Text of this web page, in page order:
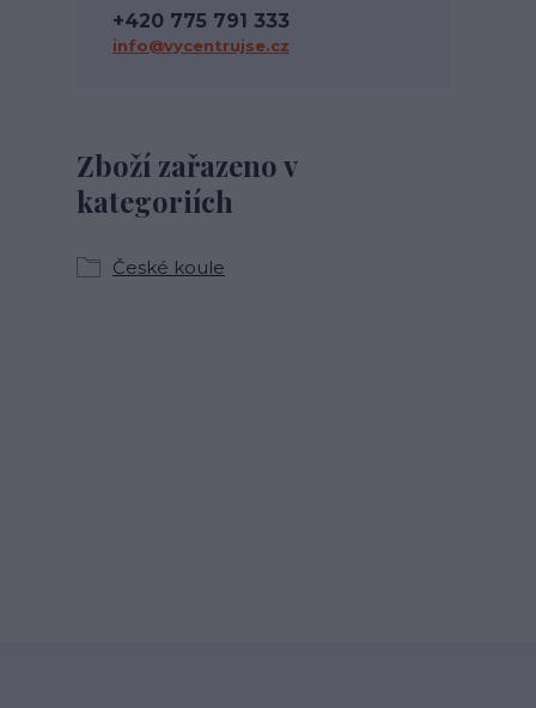
Zboží zařazeno v
kategoriích
České koule
+420 775 791 333
info@vycentrujse.cz